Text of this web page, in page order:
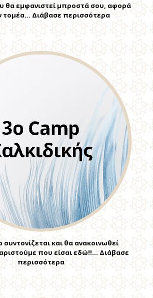
θα εμφανιστεί μπροστά σου, αφορά
τομέα… Διάβασε περισσότερα
συντονίζεται και θα ανακοινωθεί
που είσαι εδώ!!… Διάβασε
περισσότερα